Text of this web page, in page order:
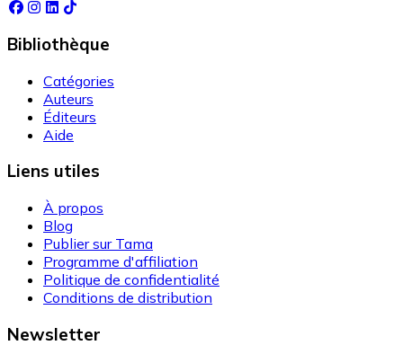
Bibliothèque
Catégories
Auteurs
Éditeurs
Aide
Liens utiles
À propos
Blog
Publier sur Tama
Programme d'affiliation
Politique de confidentialité
Conditions de distribution
Newsletter